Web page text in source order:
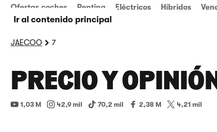
Ir al contenido principal
Ofertas coches Renting Eléctricos Híbridos
JAECOO 7
PRECIO Y
1,03 M 42,9 mil 70,2 mil 2,38 M 4,21 mil